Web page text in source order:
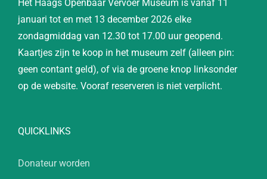
Het Haags Openbaar Vervoer Museum is vanaf 11
januari tot en met 13 december 2026 elke
zondagmiddag van 12.30 tot 17.00 uur geopend.
Kaartjes zijn te koop in het museum zelf (alleen pin:
geen contant geld), of via de groene knop linksonder
op de website. Vooraf reserveren is niet verplicht.
QUICKLINKS
Donateur worden